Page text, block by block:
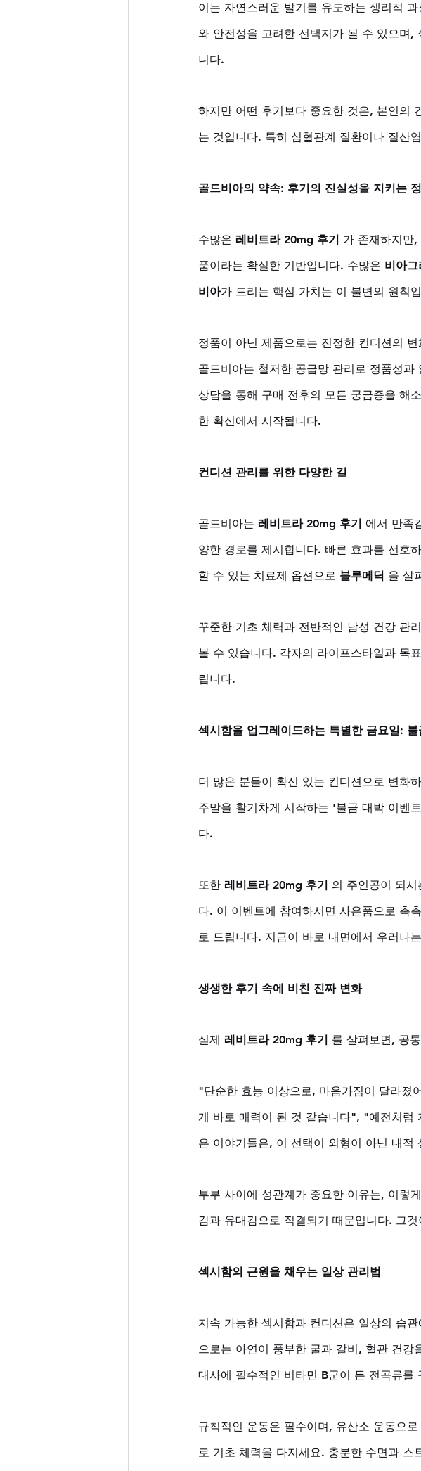
이는 자연스러운 발기를 유도하는 생리적
와 안전성을 고려한 선택지가 될 수 있으며
니다.
하지만 어떤 후기보다 중요한 것은, 본인의
는 것입니다. 특히 심혈관계 질환이나 질산
골드비아의 약속: 후기의 진실성을 지키는
수많은 레비트라 20mg 후기
가 존재하지만
품이라는 확실한 기반입니다. 수많은 비아
비아가 드리는 핵심 가치는 이 불변의 원칙
정품이 아닌 제품으로는 진정한 컨디션의
골드비아는 철저한 공급망 관리로 정품성
상담을 통해 구매 전후의 모든 궁금증을 해
한 확신에서 시작됩니다.
컨디션 관리를 위한 다양한 길
골드비아는 레비트라 20mg 후기
에서 만족
양한 경로를 제시합니다. 빠른 효과를 선호
할 수 있는 치료제 옵션으로 블루메딕 을 살
꾸준한 기초 체력과 전반적인 남성 건강 관
볼 수 있습니다. 각자의 라이프스타일과 목
립니다.
섹시함을 업그레이드하는 특별한 금요일:
더 많은 분들이 확신 있는 컨디션으로 변화
주말을 활기차게 시작하는 '불금 대박 이벤
다.
또한 레비트라 20mg 후기
의 주인공이 되
다. 이 이벤트에 참여하시면 사은품으로 촉
로 드립니다. 지금이 바로 내면에서 우러나
생생한 후기 속에 비친 진짜 변화
실제 레비트라 20mg 후기 를 살펴보면, 공
"단순한 효능 이상으로, 마음가짐이 달라
게 바로 매력이 된 것 같습니다", "예전처럼
은 이야기들은, 이 선택이 외형이 아닌 내적
부부 사이에 성관계가 중요한 이유는, 이렇
감과 유대감으로 직결되기 때문입니다. 그
섹시함의 근원을 채우는 일상 관리법
지속 가능한 섹시함과 컨디션은 일상의 습
으로는 아연이 풍부한 굴과 갈비, 혈관 건강
대사에 필수적인 비타민 B군이 든 전곡류를
규칙적인 운동은 필수이며, 유산소 운동으
로 기초 체력을 다지세요. 충분한 수면과 스